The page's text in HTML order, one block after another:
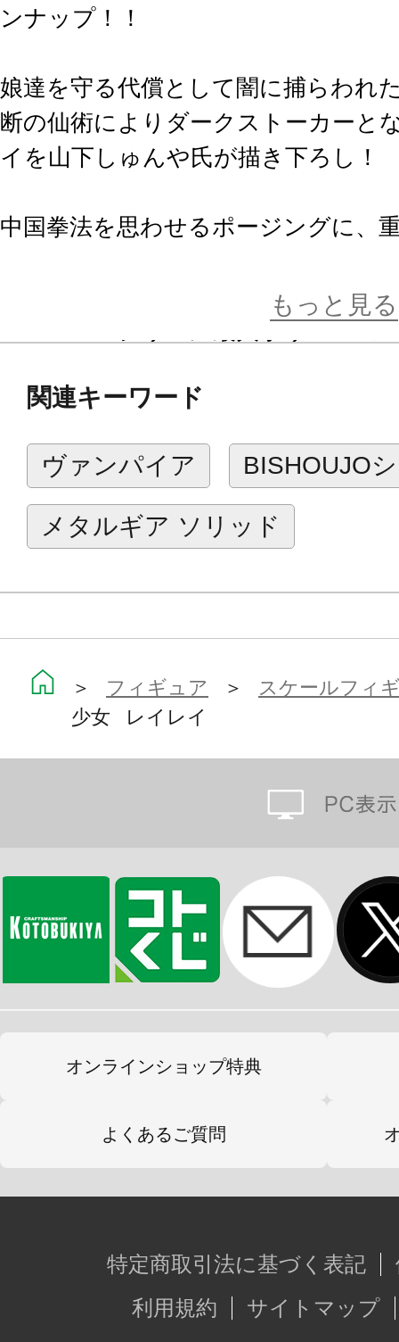
ンナップ！！
娘達を守る代償として闇に捕らわれ
断の仙術によりダークストーカーと
イを山下しゅんや氏が描き下ろし！
中国拳法を思わせるポージングに、
ベースは、ゲーム中のステージをイ
BISHOUJOシリーズならではのアレ
もダークな魅力あるアイテムです。
ます。
もっと見る
関連キーワード
ヴァンパイア BISHOUJO
メタルギア ソリッド
＞ フィギュア ＞ スケールフィ
少女 レイレイ
オンラインショップ特典
よくあるご質問
特定商取引法に基づく表記
利用規約
サイトマップ